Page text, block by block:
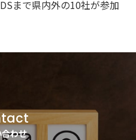
まで県内外の10社が参加
わせ